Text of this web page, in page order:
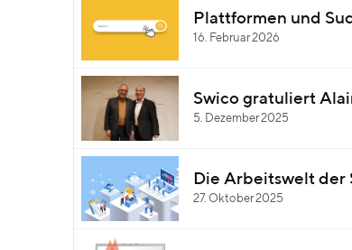
16. Februar 2026
Plattformen und
5. Dezember 2025
Swico gratuliert
27. Oktober 2025
Die Arbeitswelt der